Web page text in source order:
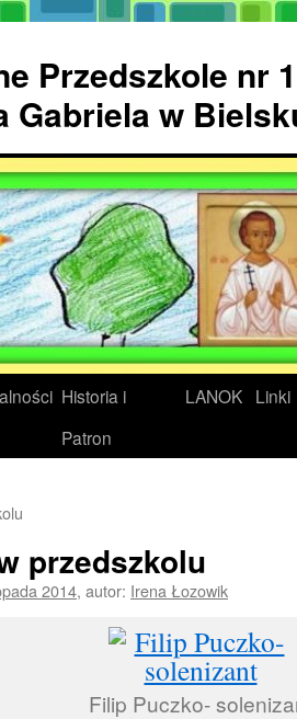
Przedszkole nr
Gabriela w
Historia i
Patron
LANOK Linki
przedszkolu
2014, autor: Irena Łozowik
Filip Puczko-